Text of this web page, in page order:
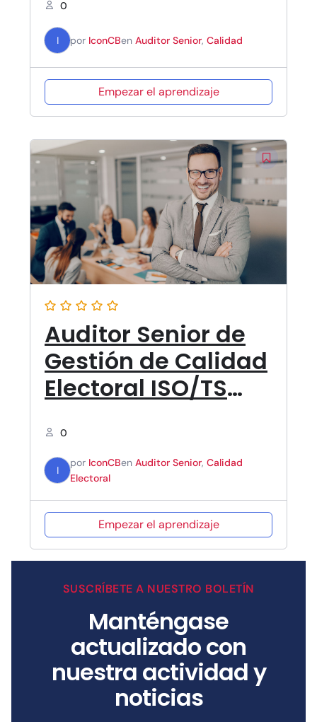
0
I por IconCBen Auditor Senior, Calidad
Empezar el aprendizaje
Auditor Senior de
Gestión de Calidad
Electoral ISO/TS
0
I
por IconCBen Auditor Senior, Calidad
Electoral
Empezar el aprendizaje
SUSCRÍBETE A NUESTRO BOLETÍN
Manténgase
actualizado con
nuestra actividad y
noticias